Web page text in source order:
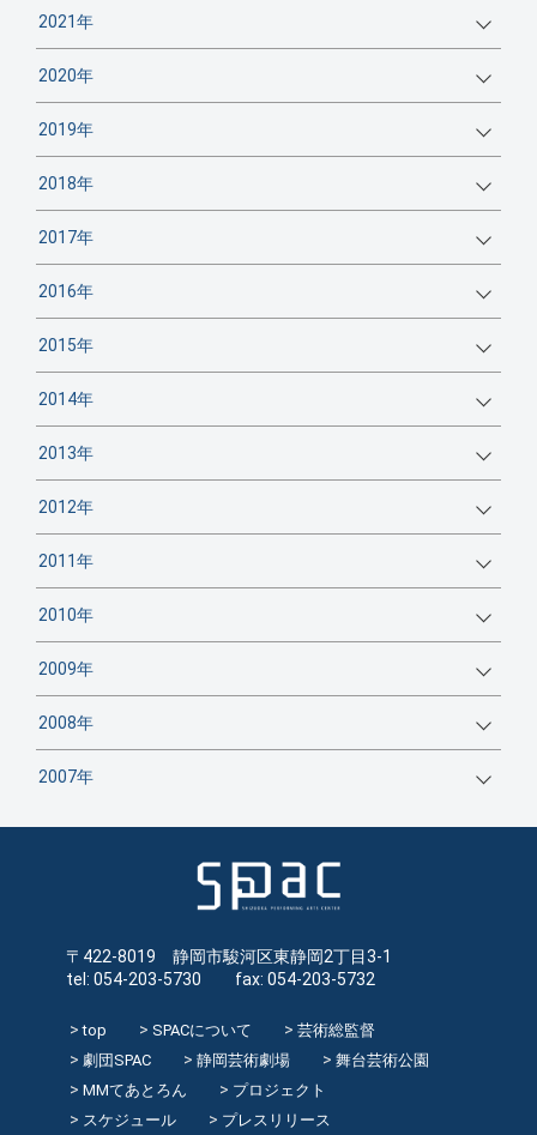
2021年
2020年
2019年
2018年
2017年
2016年
2015年
2014年
2013年
2012年
2011年
2010年
2009年
2008年
2007年
〒422-8019 静岡市駿河区東静岡2丁目3-1
tel: 054-203-5730 fax: 054-203-5732
top SPACについて
芸術総監督
劇団SPAC
静岡芸術劇場
舞台芸術公園
MMてあとろん
プロジェクト
スケジュール
プレスリリース